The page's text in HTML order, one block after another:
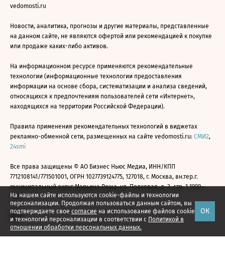
На нашем сайте используются cookie-файлы и технологии
персонализации. Продолжая пользоваться данным сайтом, вы
подтверждаете свое согласие на использование файлов cookie
и технологий персонализации в соответствии с Политикой в
отношении обработки персональных данных.
ОК
vedomosti.ru
Новости, аналитика, прогнозы и другие материалы, представленные
на данном сайте, не являются офертой или рекомендацией к покупке
или продаже каких-либо активов.
На информационном ресурсе применяются рекомендательные
технологии (информационные технологии предоставления
информации на основе сбора, систематизации и анализа сведений,
относящихся к предпочтениям пользователей сети «Интернет»,
находящихся на территории Российской Федерации).
Правила применения рекомендательных технологий в виджетах
рекламно-обменной сети, размещенных на сайте vedomosti.ru: СМИ2,
24smi
Все права защищены © АО Бизнес Ньюс Медиа, ИНН/КПП
7712108141/771501001, ОГРН 1027739124775, 127018, г. Москва, вн.тер.г.
муниципальный округ Марьина Роща, ул. Полковая, д. 3, стр. 1 1999—
2026